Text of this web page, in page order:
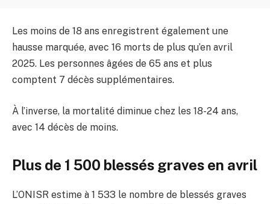
Les moins de 18 ans enregistrent également une
hausse marquée, avec 16 morts de plus qu’en avril
2025. Les personnes âgées de 65 ans et plus
comptent 7 décès supplémentaires.
À l’inverse, la mortalité diminue chez les 18-24 ans,
avec 14 décès de moins.
Plus de 1 500 blessés graves en avril
L’ONISR estime à 1 533 le nombre de blessés graves